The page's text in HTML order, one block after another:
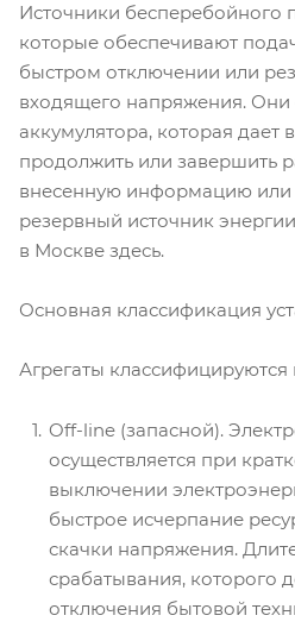
Источники бесперебойного
которые обеспечивают
быстром отключении или
входящего напряжения.
аккумулятора, которая дает
продолжить или завершить
внесенную информацию или
резервный источник
в Москве здесь.
Основная классификация
Агрегаты
Off-line (запасной).
осуществляется при
выключении
быстрое исчерпание
скачки напряжения.
срабатывания, которого
отключения бытовой